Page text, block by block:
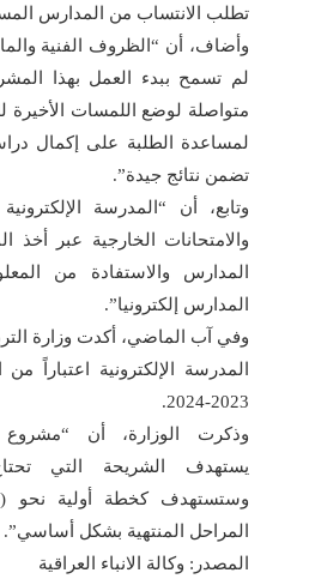
تطلب الانتساب من المدارس
وأضاف، أن “الظروف الفنية
لم تسمح ببدء العمل بهذا
متواصلة لوضع اللمسات الأخيرة
لمساعدة الطلبة على إكمال
تضمن نتائج جيدة”.
وتابع، أن “المدرسة
والامتحانات الخارجية عبر أخذ
المدارس والاستفادة من
المدارس إلكترونيا”.
وفي آب الماضي، أكدت وزارة
المدرسة الإلكترونية اعتباراً
2023-2024.
وذكرت الوزارة، أن “مشروع
يستهدف الشريحة التي
المراحل المنتهية بشكل أساسي”.
المصدر: وكالة الانباء العراقية